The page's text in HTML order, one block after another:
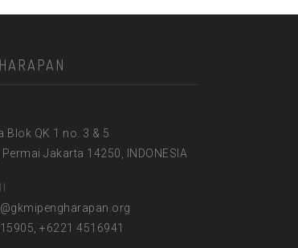
Blok QK 1 no. 3 & 5
Jakarta 14250, INDONESIA
+6221 4516941